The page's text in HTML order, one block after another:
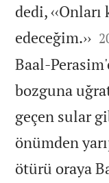
dedi,
edeceğim.››
Baal-
bozguna
geçen sular
önümden
ötürü oraya